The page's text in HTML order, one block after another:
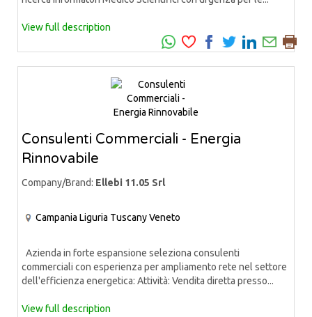
View full description
Consulenti Commerciali - Energia
Rinnovabile
Company/Brand: Ellebi 11.05 Srl
Campania Liguria TuscanyVeneto
Azienda in forte espansione seleziona consulenti
commerciali con esperienza per ampliamento rete nel settore
dell'efficienza energetica: Attività: Vendita diretta presso...
View full description